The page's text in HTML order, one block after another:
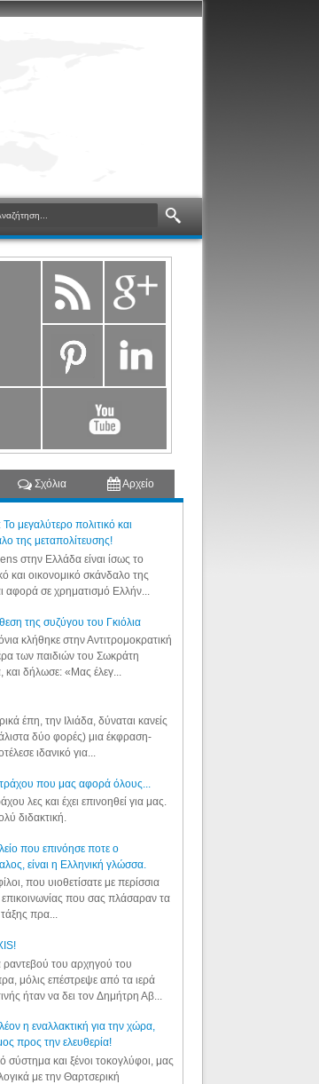
Σχόλια Αρχείο
μεγαλύτερο πολιτικό και
της μεταπολίτευσης!
στην Ελλάδα είναι ίσως το
και οικονομικό σκάνδαλο της
αφορά σε χρηματισμό Ελλήν...
της συζύγου του Γκιόλια
κλήθηκε στην Αντιτρομοκρατική
των παιδιών του Σωκράτη
και δήλωσε: «Μας έλεγ...
έπη, την Ιλιάδα, δύναται κανείς
δύο φορές) μια έκφραση-
ιδανικό για...
που μας αφορά όλους...
λες και έχει επινοηθεί για μας.
διδακτική.
που επινόησε ποτε ο
είναι η Ελληνική γλώσσα.
που υιοθετίσατε με περίσσια
που σας πλάσαραν τα
πρα...
του αρχηγού του
μόλις επέστρεψε από τα ιερά
ήταν να δει τον Δημήτρη Αβ...
η εναλλακτική για την χώρα,
προς την ελευθερία!
σύστημα και ξένοι τοκογλύφοι, μας
με την Θαρτσερική